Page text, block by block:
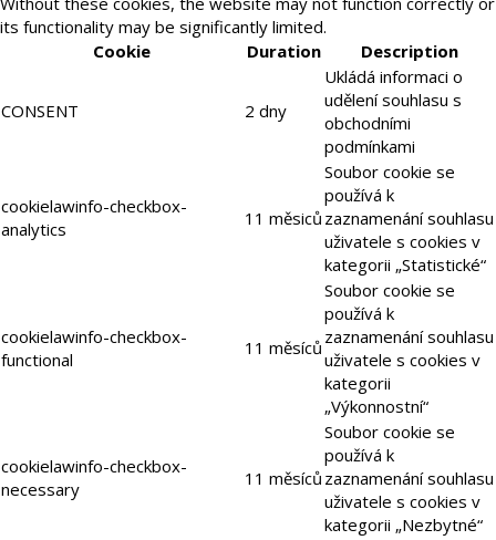
its functionality may be significantly limited.
Cookie
Duration Description
CONSENT 2 dny
Ukládá informaci o
udělení souhlasu s
obchodními
podmínkami
cookielawinfo-checkbox-
analytics
11 měsiců
Soubor cookie se
používá k
zaznamenání souhlasu
uživatele s cookies v
kategorii „Statistické“
cookielawinfo-checkbox-
functional
11 měsíců
Soubor cookie se
používá k
zaznamenání souhlasu
uživatele s cookies v
kategorii
„Výkonnostní“
cookielawinfo-checkbox-
necessary
11 měsíců
Soubor cookie se
používá k
zaznamenání souhlasu
uživatele s cookies v
kategorii „Nezbytné“